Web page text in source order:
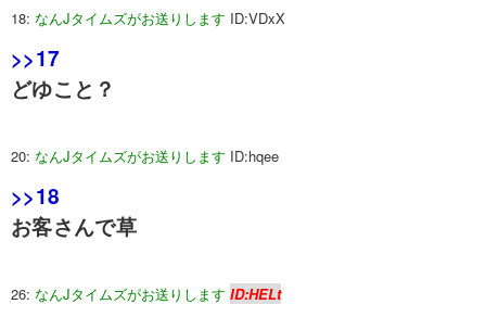
18: なんJタイムズがお送りします ID:VDxX
>>17
どゆこと？
20: なんJタイムズがお送りします ID:hqee
>>18
お客さんで草
26: なんJタイムズがお送りします ID:HELt